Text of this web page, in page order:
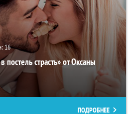
16
постель страсть» от Оксаны
ПОДРОБНЕЕ